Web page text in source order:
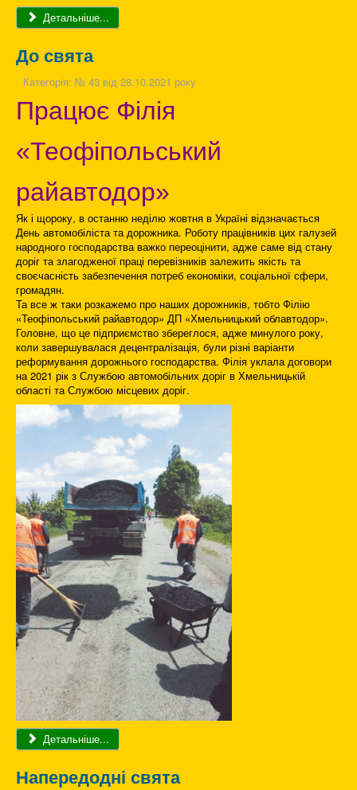
Детальніше...
До свята
Категорія: № 43 від 28.10.2021 року
Працює Філія
«Теофіпольський
райавтодор»
Як і щороку, в останню неділю жовтня в Україні відзначається
День автомобіліста та дорожника. Роботу працівників цих галузей
народного господарства важко переоцінити, адже саме від стану
доріг та злагодженої праці перевізників залежить якість та
своєчасність забезпечення потреб економіки, соціальної сфери,
громадян.
Та все ж таки розкажемо про наших дорожників, тобто Філію
«Теофіпольський райавтодор» ДП «Хмельницький облавтодор».
Головне, що це підприємство збереглося, адже минулого року,
коли завершувалася децентралізація, були різні варіанти
реформування дорожнього господарства. Філія уклала договори
на 2021 рік з Службою автомобільних доріг в Хмельницькій
області та Службою місцевих доріг.
Детальніше...
Напередодні свята